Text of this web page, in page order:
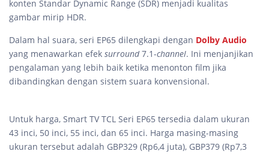
konten Standar Dynamic Range (SDR) menjadi kualitas
gambar mirip HDR.
Dalam hal suara, seri EP65 dilengkapi dengan Dolby Audio
yang menawarkan efek surround7.1-channel. Ini menjanjikan
pengalaman yang lebih baik ketika menonton film jika
dibandingkan dengan sistem suara konvensional.
Untuk harga, Smart TV TCL Seri EP65 tersedia dalam ukuran
43 inci, 50 inci, 55 inci, dan 65 inci. Harga masing-masing
ukuran tersebut adalah GBP329 (Rp6,4 juta), GBP379 (Rp7,3